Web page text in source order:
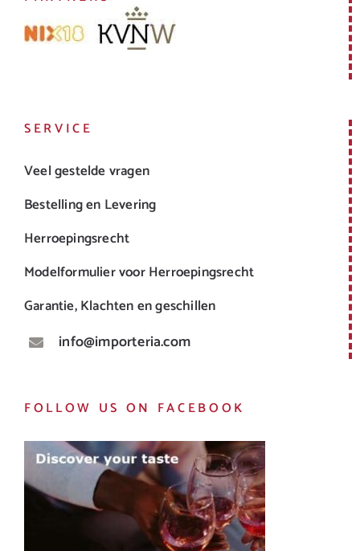
SERVICE
Veel gestelde vragen
Bestelling en Levering
Herroepingsrecht
Modelformulier voor Herroepingsrecht
Garantie, Klachten en geschillen
info@importeria.com
FOLLOW US ON FACEBOOK